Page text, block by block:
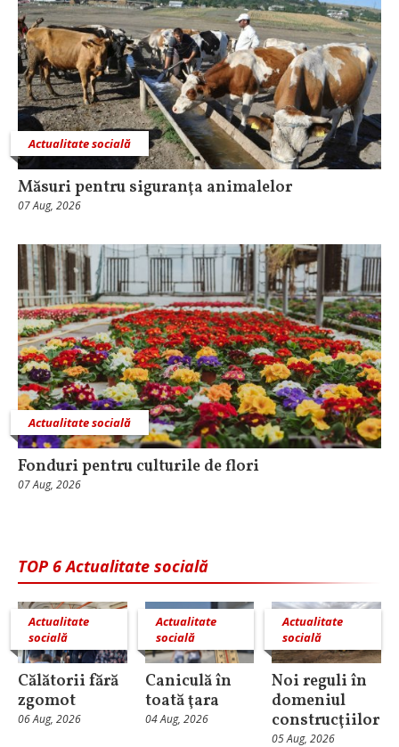
Actualitate socială
Măsuri pentru siguranţa animalelor
07 Aug, 2026
Actualitate socială
Fonduri pentru culturile de flori
07 Aug, 2026
TOP 6 Actualitate socială
Actualitate
socială
Călătorii fără
zgomot
06 Aug, 2026
Actualitate
socială
Caniculă în
toată ţara
04 Aug, 2026
Actualitate
socială
Noi reguli în
domeniul
construcţiilor
05 Aug, 2026